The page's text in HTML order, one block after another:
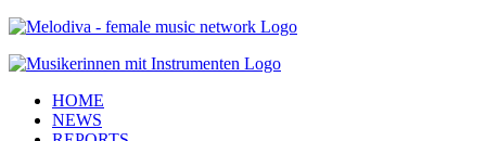
HOME
NEWS